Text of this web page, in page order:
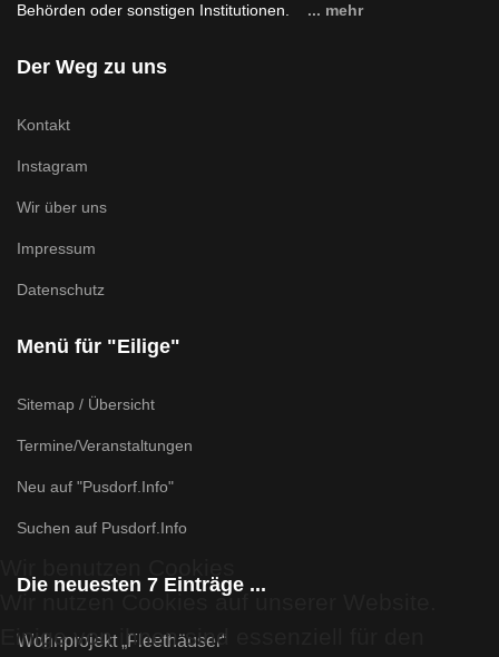
Behörden oder sonstigen Institutionen. ... mehr
Der Weg zu uns
Kontakt
Instagram
Wir über uns
Impressum
Datenschutz
Menü für "Eilige"
Sitemap / Übersicht
Termine/Veranstaltungen
Neu auf "Pusdorf.Info"
Suchen auf Pusdorf.Info
Die neuesten 7 Einträge ...
Wohnprojekt „Fleethäuser“
Wir nutzen Cookies auf unserer Website.
Einige von ihnen sind essenziell für den